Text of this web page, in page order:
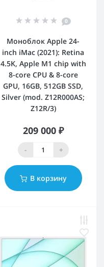
0
Моноблок Apple 24-
inch iMac (2021): Retina
4.5K, Apple M1 chip with
8-core CPU & 8-core
GPU, 16GB, 512GB SSD,
Silver (mod. Z12R000AS;
Z12R/3)
209 000 ₽
- +
В корзину